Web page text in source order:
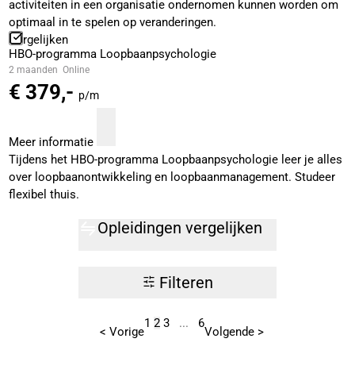
activiteiten in een organisatie ondernomen kunnen worden om
optimaal in te spelen op veranderingen.
Vergelijken
HBO-programma Loopbaanpsychologie
2 maanden Online
€ 379,- p/m
Meer informatie
Tijdens het HBO-programma Loopbaanpsychologie leer je alles
over loopbaanontwikkeling en loopbaanmanagement. Studeer
flexibel thuis.
Opleidingen vergelijken
Filteren
< Vorige
1 2 3 ... 6
Volgende >